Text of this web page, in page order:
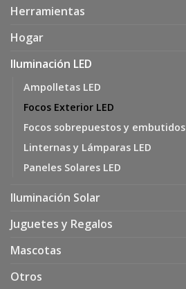
Herramientas
Hogar
Iluminación LED
Ampolletas LED
Focos Exterior LED
Focos sobrepuestos y embutidos
Linternas y Lámparas LED
Paneles Solares LED
Iluminación Solar
Juguetes y Regalos
Mascotas
Otros